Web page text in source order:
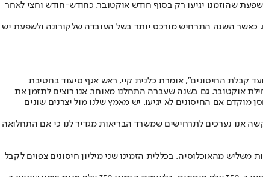
שהוזמנו יגיעו רק בסוף חודש אוקטובר. כחודש-חודש וחצי לאחר
כאשר השנה התרחיש מורכס יותר בשל העובדה שלקורונה ולשפעת יש
קבלת החיסונים", אומרת כלנית קיי, ראש אגף סיעוד בחטיבת
אוקטובר. גם בשנה שעברה התחלנו מאוחר. אנו רוצים לתזמן את
אם החיסונים לא יגיעו. יש מאמץ שלנו מול יצרנים שונים
קשה אנו נערכים לתרחישים שמשרד הבריאות מגדיר לנו כי אם התחלואה
רק כ-2.8 מיליון מנות חיסון, כך שיהיו חיסונים עבור פחות משליש מהאוכלוסיה. בכללית הזמינו שני מיליון חיסונים צפוים לקבל